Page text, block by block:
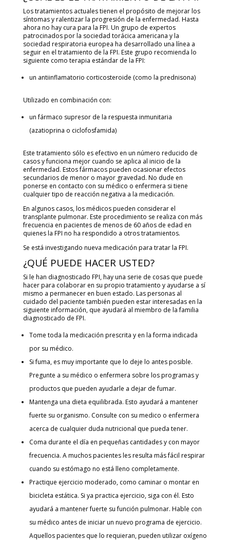
Los tratamientos actuales tienen el propósito de mejorar los
síntomas y ralentizar la progresión de la enfermedad. Hasta
ahora no hay cura para la FPI. Un grupo de expertos
patrocinados por la sociedad torácica americana y la
sociedad respiratoria europea ha desarrollado una línea a
seguir en el tratamiento de la FPI. Este grupo recomienda lo
siguiente como terapia estándar de la FPI:
un antiinflamatorio corticosteroide (como la prednisona)
Utilizado en combinación con:
un fármaco supresor de la respuesta inmunitaria
(azatioprina o ciclofosfamida)
Este tratamiento sólo es efectivo en un número reducido de
casos y funciona mejor cuando se aplica al inicio de la
enfermedad. Estos fármacos pueden ocasionar efectos
secundarios de menor o mayor gravedad. No dude en
ponerse en contacto con su médico o enfermera si tiene
cualquier tipo de reacción negativa a la medicación.
En algunos casos, los médicos pueden considerar el
transplante pulmonar. Este procedimiento se realiza con más
frecuencia en pacientes de menos de 60 años de edad en
quienes la FPI no ha respondido a otros tratamientos.
Se está investigando nueva medicación para tratar la FPI.
¿QUÉ PUEDE HACER USTED?
Si le han diagnosticado FPI, hay una serie de cosas que puede
hacer para colaborar en su propio tratamiento y ayudarse a sí
mismo a permanecer en buen estado. Las personas al
cuidado del paciente también pueden estar interesadas en la
siguiente información, que ayudará al miembro de la familia
diagnosticado de FPI.
Tome toda la medicación prescrita y en la forma indicada
por su médico.
Si fuma, es muy importante que lo deje lo antes posible.
Pregunte a su médico o enfermera sobre los programas y
productos que pueden ayudarle a dejar de fumar.
Mantenga una dieta equilibrada. Esto ayudará a mantener
fuerte su organismo. Consulte con su medico o enfermera
acerca de cualquier duda nutricional que pueda tener.
Coma durante el día en pequeñas cantidades y con mayor
frecuencia. A muchos pacientes les resulta más fácil respirar
cuando su estómago no está lleno completamente.
Practique ejercicio moderado, como caminar o montar en
bicicleta estática. Si ya practica ejercicio, siga con él. Esto
ayudará a mantener fuerte su función pulmonar. Hable con
su médico antes de iniciar un nuevo programa de ejercicio.
Aquellos pacientes que lo requieran, pueden utilizar oxígeno